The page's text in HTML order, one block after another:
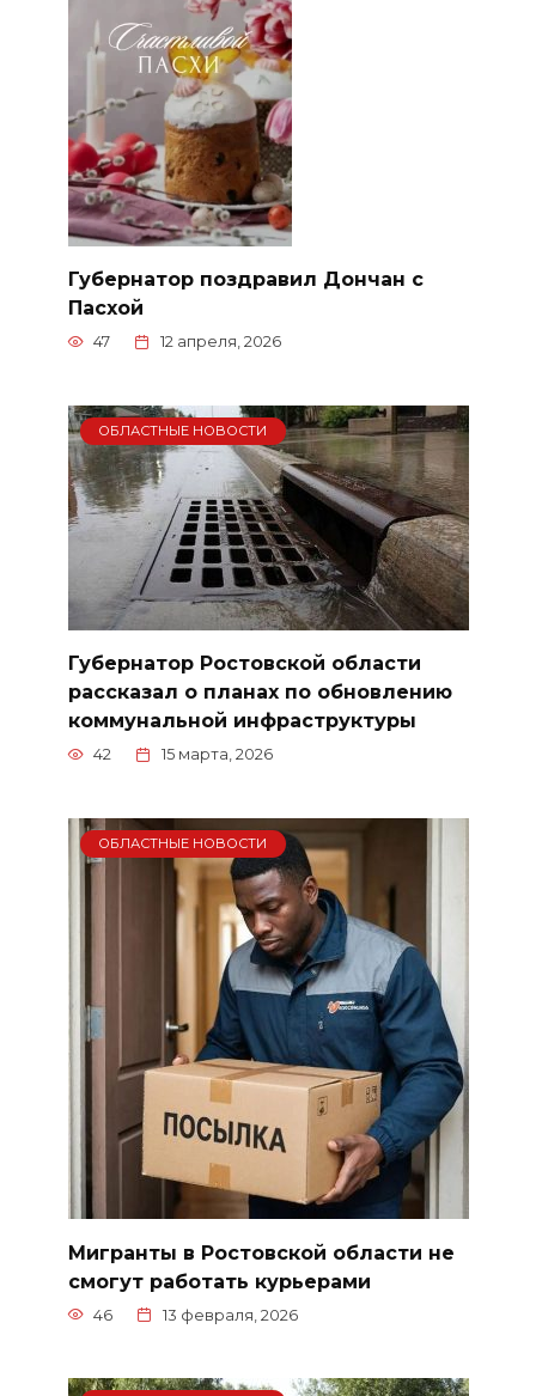
Губернатор поздравил Дончан с
Пасхой
47 12 апреля, 2026
ОБЛАСТНЫЕ НОВОСТИ
Губернатор Ростовской области
рассказал о планах по обновлению
коммунальной инфраструктуры
42 15 марта, 2026
ОБЛАСТНЫЕ НОВОСТИ
Мигранты в Ростовской области не
смогут работать курьерами
46 13 февраля, 2026